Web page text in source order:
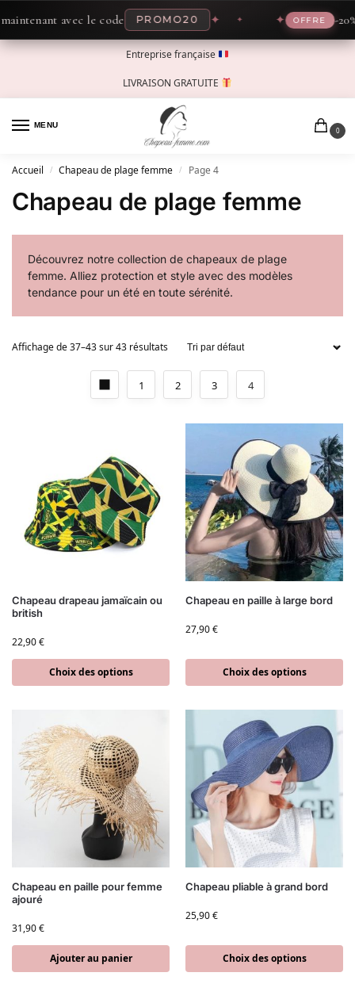
avec le code PROMO20 ✦ OFFRE -20%
Entreprise française
LIVRAISON GRATUITE
MENU
0
Accueil / Chapeau de plage femme / Page 4
Chapeau de plage femme
Découvrez notre collection de chapeaux de plage
femme. Alliez protection et style avec des modèles
tendance pour un été en toute sérénité.
Affichage de 37–43 sur 43 résultats
1 2 3 4
Chapeau drapeau jamaïcain ou
british
22,90€
Choix des options
Chapeau en paille à large bord
27,90€
Choix des options
Chapeau en paille pour femme
ajouré
31,90€
Ajouter au panier
Chapeau pliable à grand bord
25,90€
Choix des options